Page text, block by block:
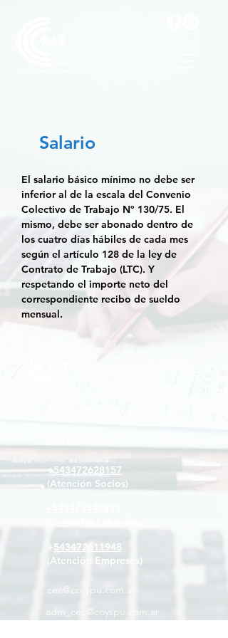
Salario
El salario básico mínimo no debe ser
inferior al de la escala del Convenio
Colectivo de Trabajo Nº 130/75. El
mismo, debe ser abonado dentro de
los cuatro días hábiles de cada mes
según el artículo 128 de la ley de
Contrato de Trabajo (LTC). Y
respetando el importe neto del
correspondiente recibo de sueldo
mensual.
+543472628157
(Atención Socios)
+543472611948
(Atención Empresas)
cec@coyspu.com.ar
adm_cec@coyspu.com.ar